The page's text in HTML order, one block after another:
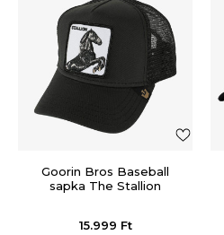
Goorin Bros Baseball
sapka The Stallion
15.999 Ft